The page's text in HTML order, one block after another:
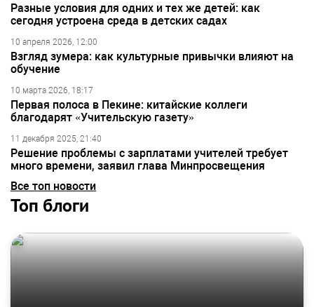
Разные условия для одних и тех же детей: как
сегодня устроена среда в детских садах
10 апреля 2026, 12:00
Взгляд зумера: как культурные привычки влияют на
обучение
10 марта 2026, 18:17
Первая полоса в Пекине: китайские коллеги
благодарят «Учительскую газету»
11 декабря 2025, 21:40
Решение проблемы с зарплатами учителей требует
много времени, заявил глава Минпросвещения
Все топ новости
Топ блоги